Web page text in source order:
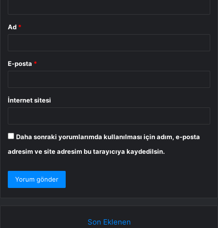
Ad *
E-posta *
İnternet sitesi
Daha sonraki yorumlarımda kullanılması için adım, e-posta
adresim ve site adresim bu tarayıcıya kaydedilsin.
Son Eklenen